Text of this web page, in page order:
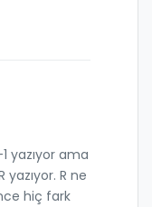
yazıyor ama
yazıyor. R ne
hiç fark